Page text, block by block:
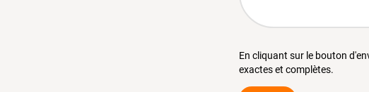
En cliquant sur le bouton
exactes et complètes.